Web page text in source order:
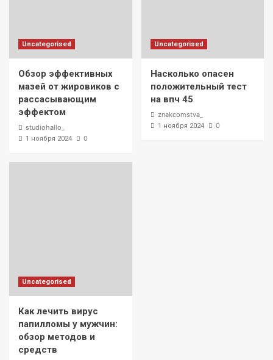
Uncategorised
Обзор эффективных
мазей от жировиков с
рассасывающим
эффектом
studiohallo_
1 ноября 2024 0
Uncategorised
Насколько опасен
положительный тест
на впч 45
znakcomstva_
1 ноября 2024 0
Uncategorised
Как лечить вирус
папилломы у мужчин:
обзор методов и
средств